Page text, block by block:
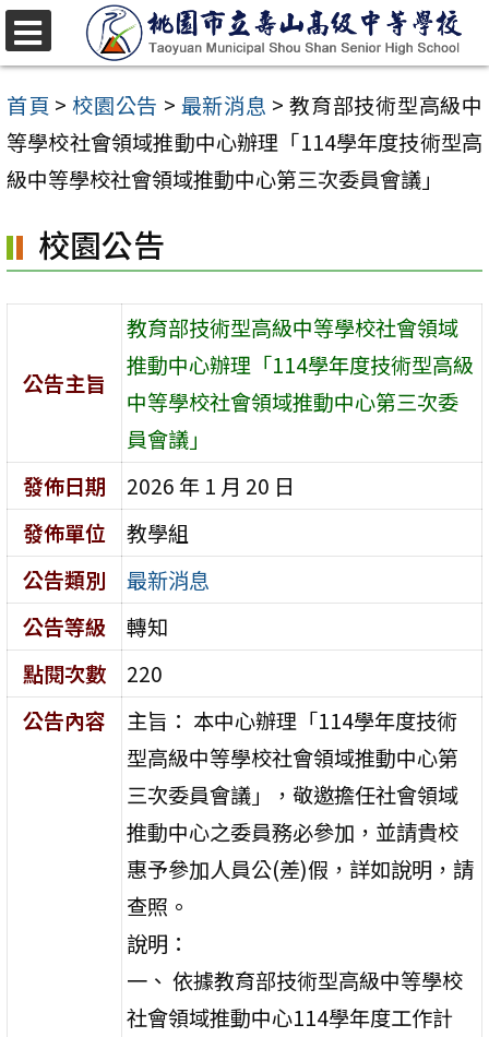
跳
至
主
要
內
區
首頁 > 校園公告 > 最新消息 > 教育部技術型高級中
等學校社會領域推動中心辦理「114學年度技術型高
級中等學校社會領域推動中心第三次委員會議」
校園公告
公告主旨
教育部技術型高級中等學校社會領域
推動中心辦理「114學年度技術型高級
中等學校社會領域推動中心第三次委
員會議」
發佈日期
2026 年 1 月 20 日
發佈單位
教學組
公告類別
最新消息
公告等級
轉知
點閱次數
220
公告內容
主旨： 本中心辦理「114學年度技術
型高級中等學校社會領域推動中心第
三次委員會議」，敬邀擔任社會領域
推動中心之委員務必參加，並請貴校
惠予參加人員公(差)假，詳如說明，請
查照。
說明：
一、 依據教育部技術型高級中等學校
社會領域推動中心114學年度工作計
選
單